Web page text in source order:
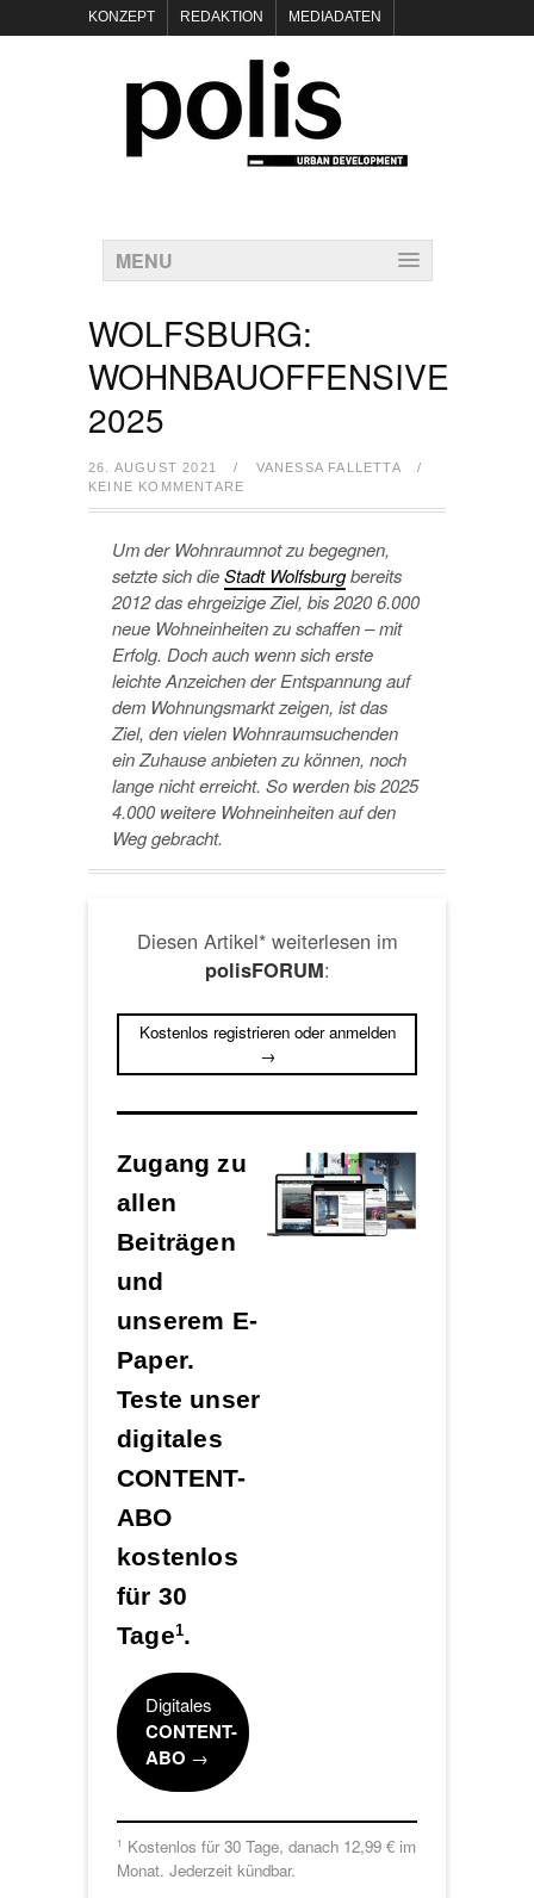
KONZEPT REDAKTION MEDIADATEN
POLIS KEYNOTES
KONTAKT DATENSCHUTZ IMPRESSUM
MENU
WOLFSBURG:
WOHNBAUOFFENSIVE
2025
26. AUGUST 2021 / VANESSA FALLETTA
/
KEINE KOMMENTARE
Um der Wohnraumnot zu begegnen,
setzte sich dieStadt Wolfsburgbereits
2012 das ehrgeizige Ziel, bis 2020 6.000
neue Wohneinheiten zu schaffen – mit
Erfolg. Doch auch wenn sich erste
leichte Anzeichen der Entspannung auf
dem Wohnungsmarkt zeigen, ist das
Ziel, den vielen Wohnraumsuchenden
ein Zuhause anbieten zu können, noch
lange nicht erreicht. So werden bis 2025
4.000 weitere Wohneinheiten auf den
Weg gebracht.
Diesen Artikel* weiterlesen im
polisFORUM:
Kostenlos registrieren oder anmelden
→
Zugang zu
allen
Beiträgen
und
unserem E-
Paper.
Teste unser
digitales
CONTENT-
ABO
kostenlos
für 30
Tage1.
Digitales
CONTENT-
ABO →
1 Kostenlos für 30 Tage, danach 12,99 € im
Monat. Jederzeit kündbar.